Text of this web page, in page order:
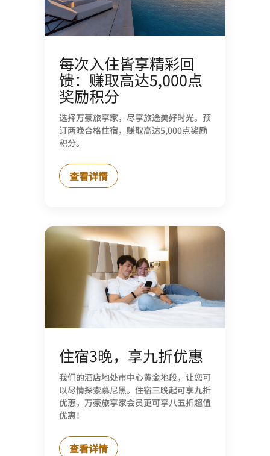
每次入住皆享精彩回
馈：赚取高达5,000点
奖励积分
选择万豪旅享家，尽享旅途美好时光。预
订两晚合格住宿，赚取高达5,000点奖励
积分。
查看详情
住宿3晚，享九折优惠
我们的酒店地处市中心黄金地段，让您可
以尽情探索慕尼黑。住宿三晚起可享九折
优惠，万豪旅享家会员更可享八五折超值
优惠！
查看详情